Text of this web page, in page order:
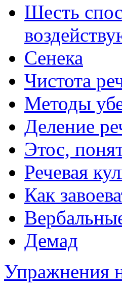
Шесть
Сенека
Чистота
Методы
Деление
Этос,
Речевая
Как
Демад
Упражнения